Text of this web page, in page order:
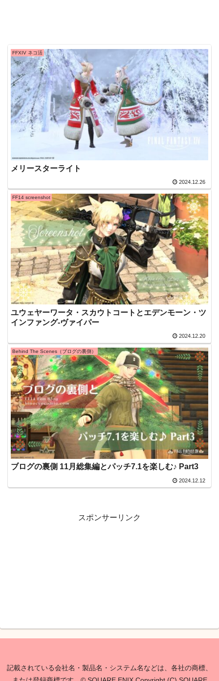
FFXIV ネコ活
メリースターライト
2024.12.26
FF14 screenshot
ユウェヤーワータ・スカウトコートとエデンモーン・ツ
インファング-ヴァイパー
2024.12.20
Behind The Scenes（ブログの裏側）
ブログの裏側 11月総集編とパッチ7.1を楽しむ♪ Part3
2024.12.12
スポンサーリンク
記載されている会社名・製品名・システム名などは、各社の商標、